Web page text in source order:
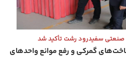
صنعتی سفیدرود رشت تأکید شد
گمركی و رفع موانع واحدهای